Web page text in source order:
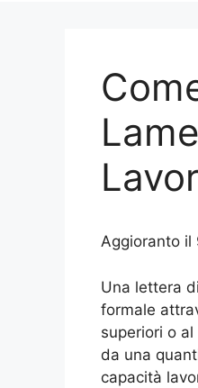
Aggioranto il
Una lettera
formale
superiori o
da una
capacità